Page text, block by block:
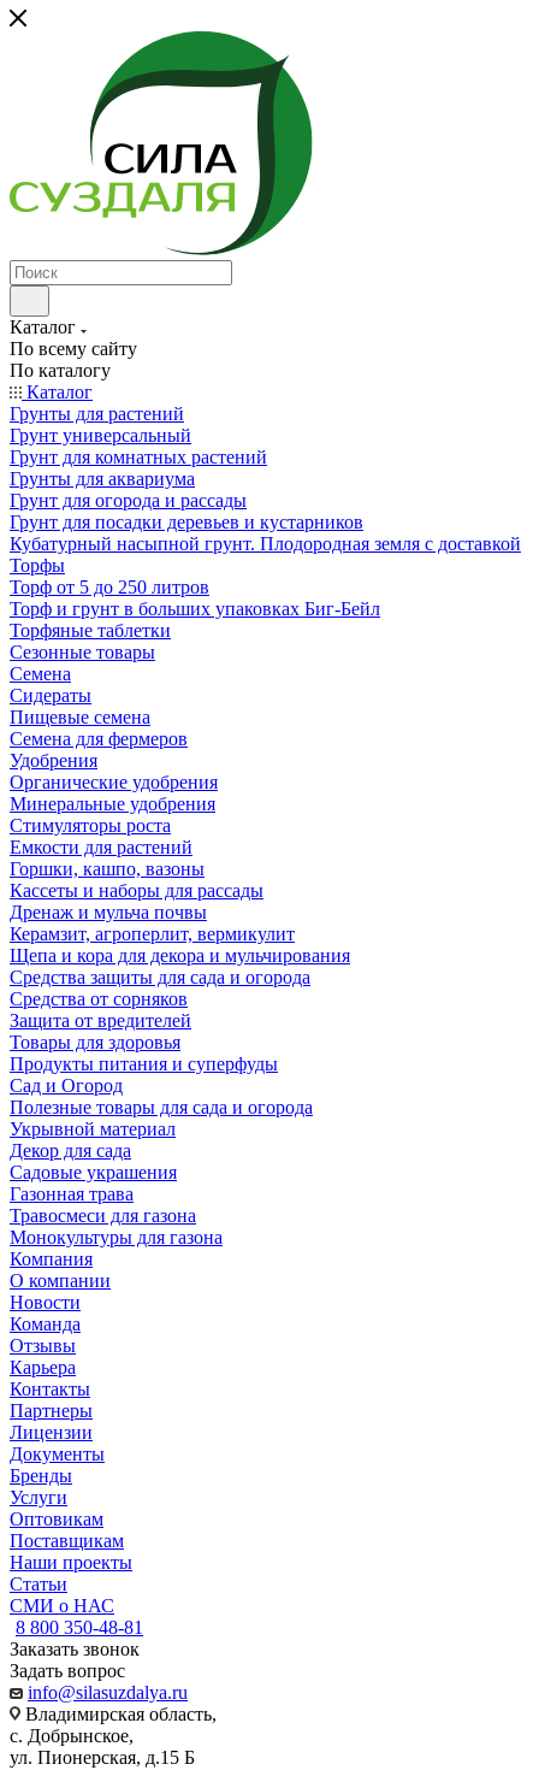
Каталог
По всему сайту
По каталогу
Каталог
Грунты для растений
Грунт универсальный
Грунт для комнатных растений
Грунты для аквариума
Грунт для огорода и рассады
Грунт для посадки деревьев и кустарников
Кубатурный насыпной грунт. Плодородная земля с доставкой
Торфы
Торф от 5 до 250 литров
Торф и грунт в больших упаковках Биг-Бейл
Торфяные таблетки
Сезонные товары
Семена
Сидераты
Пищевые семена
Семена для фермеров
Удобрения
Органические удобрения
Минеральные удобрения
Стимуляторы роста
Емкости для растений
Горшки, кашпо, вазоны
Кассеты и наборы для рассады
Дренаж и мульча почвы
Керамзит, агроперлит, вермикулит
Щепа и кора для декора и мульчирования
Средства защиты для сада и огорода
Средства от сорняков
Защита от вредителей
Товары для здоровья
Продукты питания и суперфуды
Сад и Огород
Полезные товары для сада и огорода
Укрывной материал
Декор для сада
Садовые украшения
Газонная трава
Травосмеси для газона
Монокультуры для газона
Компания
О компании
Новости
Команда
Отзывы
Карьера
Контакты
Партнеры
Лицензии
Документы
Бренды
Услуги
Оптовикам
Поставщикам
Наши проекты
Статьи
СМИ о НАС
8 800 350-48-81
Заказать звонок
Задать вопрос
info@silasuzdalya.ru
Владимирская область,
с. Добрынское,
ул. Пионерская, д.15 Б